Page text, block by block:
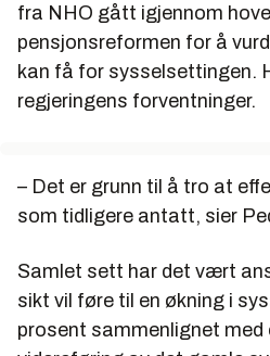
fra NHO gått igjennom
pensjonsreformen for å
kan få for sysselsettingen.
regjeringens forventninger.
– Det er grunn til å tro at
som tidligere antatt, sier
Samlet sett har det vært
sikt vil føre til en økning i
prosent sammenlignet med